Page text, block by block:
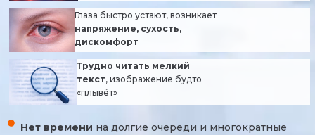
Глаза быстро устают, возникает
напряжение, сухость,
дискомфорт
Трудно читать мелкий
текст, изображение будто
«плывёт»
Нет времени на долгие очереди и многократные